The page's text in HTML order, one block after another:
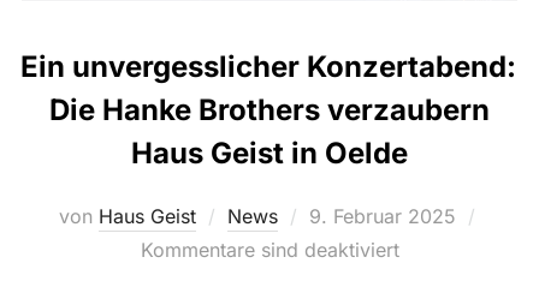
Ein unvergesslicher Konzertabend:
Die Hanke Brothers verzaubern
Haus Geist in Oelde
von Haus Geist News
Veröffentlicht
am
9. Februar 2025
Kommentare sind deaktiviert